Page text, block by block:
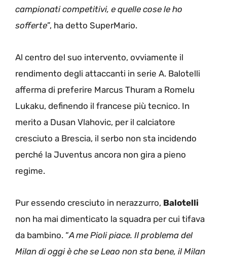
campionati competitivi, e quelle cose le ho
sofferte”, ha detto SuperMario.
Al centro del suo intervento, ovviamente il
rendimento degli attaccanti in serie A. Balotelli
afferma di preferire Marcus Thuram a Romelu
Lukaku, definendo il francese più tecnico. In
merito a Dusan Vlahovic, per il calciatore
cresciuto a Brescia, il serbo non sta incidendo
perché la Juventus ancora non gira a pieno
regime.
Pur essendo cresciuto in nerazzurro, Balotelli
non ha mai dimenticato la squadra per cui tifava
da bambino. “A me Pioli piace. Il problema del
Milan di oggi è che se Leao non sta bene, il Milan